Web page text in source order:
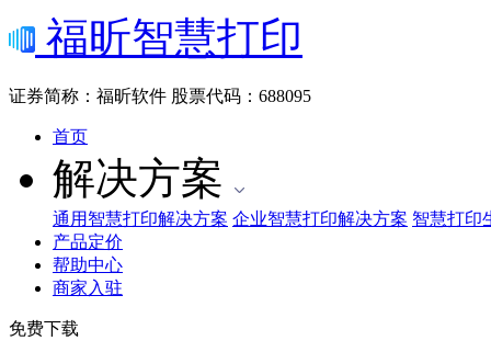
福昕智慧打印
证券简称：福昕软件 股票代码：688095
首页
解决方案
通用智慧打印解决方案 企业智慧打印解决方案 智慧打印
产品定价
帮助中心
商家入驻
免费下载